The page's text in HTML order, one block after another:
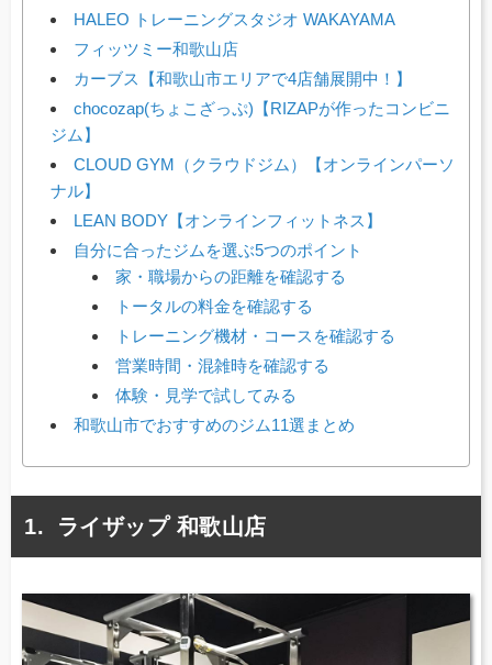
HALEO トレーニングスタジオ WAKAYAMA
フィッツミー和歌山店
カーブス【和歌山市エリアで4店舗展開中！】
chocozap(ちょこざっぷ)【RIZAPが作ったコンビニ
ジム】
CLOUD GYM（クラウドジム）【オンラインパーソ
ナル】
LEAN BODY【オンラインフィットネス】
自分に合ったジムを選ぶ5つのポイント
家・職場からの距離を確認する
トータルの料金を確認する
トレーニング機材・コースを確認する
営業時間・混雑時を確認する
体験・見学で試してみる
和歌山市でおすすめのジム11選まとめ
ライザップ 和歌山店